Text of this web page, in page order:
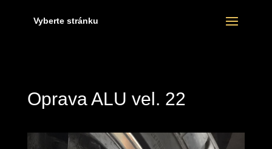
Vyberte stránku
Oprava ALU vel. 22